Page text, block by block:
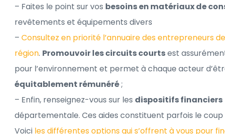
– Faites le point sur vos besoins en matériaux de
revêtements et équipements divers
– Consultez en priorité l’annuaire des entrepreneurs
région. Promouvoir les circuits courtsest
pour l’environnement et permet à chaque acteur
équitablement rémunéré;
– Enfin, renseignez-vous sur les dispositifs financiers
départementale. Ces aides constituent parfois le coup
Voici les différentes options qui s’offrent à vous pour